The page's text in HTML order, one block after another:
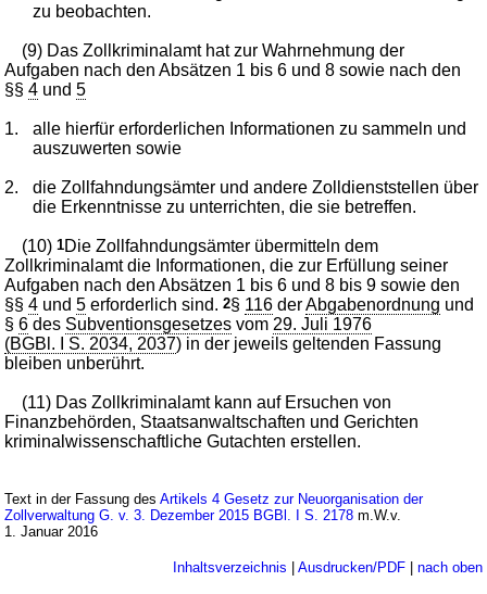
zu beobachten.
(9) Das Zollkriminalamt hat zur Wahrnehmung der
Aufgaben nach den Absätzen 1 bis 6 und 8 sowie nach den
§§4 und5
1.
alle hierfür erforderlichen Informationen zu sammeln und
auszuwerten sowie
2.
die Zollfahndungsämter und andere Zolldienststellen über
die Erkenntnisse zu unterrichten, die sie betreffen.
(10)1Die Zollfahndungsämter übermitteln dem
Zollkriminalamt die Informationen, die zur Erfüllung seiner
Aufgaben nach den Absätzen 1 bis 6 und 8 bis 9 sowie den
§§4 und5 erforderlich sind.2§ 116 derAbgabenordnung und
§6 des Subventionsgesetzes vom 29. Juli 1976
(BGBl. I S. 2034, 2037) in der jeweils geltenden Fassung
bleiben unberührt.
(11) Das Zollkriminalamt kann auf Ersuchen von
Finanzbehörden, Staatsanwaltschaften und Gerichten
kriminalwissenschaftliche Gutachten erstellen.
Text in der Fassung desArtikels 4 Gesetz zur Neuorganisation der
Zollverwaltung G. v. 3. Dezember 2015 BGBl. I S. 2178 m.W.v.
1. Januar 2016
Inhaltsverzeichnis Ausdrucken/PDF| nach oben